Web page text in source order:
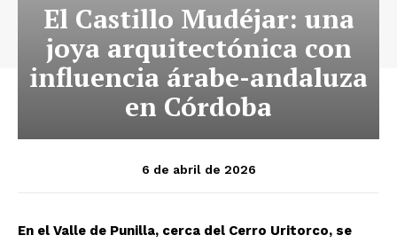
El Castillo Mudéjar: una
joya arquitectónica con
influencia árabe-andaluza
en Córdoba
6 de abril de 2026
En el Valle de Punilla, cerca del Cerro Uritorco, se